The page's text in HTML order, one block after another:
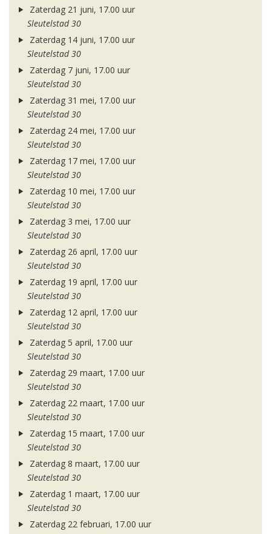
Zaterdag 21 juni, 17.00 uur
Sleutelstad 30
Zaterdag 14 juni, 17.00 uur
Sleutelstad 30
Zaterdag 7 juni, 17.00 uur
Sleutelstad 30
Zaterdag 31 mei, 17.00 uur
Sleutelstad 30
Zaterdag 24 mei, 17.00 uur
Sleutelstad 30
Zaterdag 17 mei, 17.00 uur
Sleutelstad 30
Zaterdag 10 mei, 17.00 uur
Sleutelstad 30
Zaterdag 3 mei, 17.00 uur
Sleutelstad 30
Zaterdag 26 april, 17.00 uur
Sleutelstad 30
Zaterdag 19 april, 17.00 uur
Sleutelstad 30
Zaterdag 12 april, 17.00 uur
Sleutelstad 30
Zaterdag 5 april, 17.00 uur
Sleutelstad 30
Zaterdag 29 maart, 17.00 uur
Sleutelstad 30
Zaterdag 22 maart, 17.00 uur
Sleutelstad 30
Zaterdag 15 maart, 17.00 uur
Sleutelstad 30
Zaterdag 8 maart, 17.00 uur
Sleutelstad 30
Zaterdag 1 maart, 17.00 uur
Sleutelstad 30
Zaterdag 22 februari, 17.00 uur